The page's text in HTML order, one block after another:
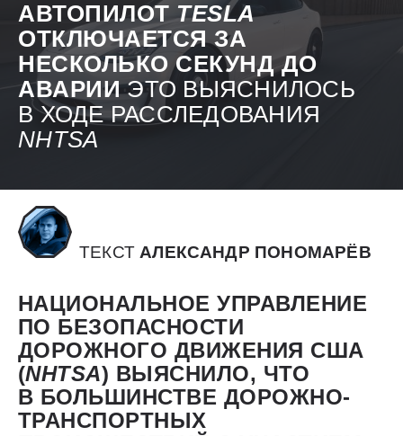
АВТОПИЛОТTESLA
ОТКЛЮЧАЕТСЯ ЗА
НЕСКОЛЬКО СЕКУНД ДО
АВАРИИЭТО ВЫЯСНИЛОСЬ
В ХОДЕ РАССЛЕДОВАНИЯ
NHTSA
ТЕКСТ АЛЕКСАНДР ПОНОМАРЁВ
НАЦИОНАЛЬНОЕ УПРАВЛЕНИЕ
ПО БЕЗОПАСНОСТИ
ДОРОЖНОГО ДВИЖЕНИЯ США
(NHTSA) ВЫЯСНИЛО, ЧТО
В БОЛЬШИНСТВЕ ДОРОЖНО-
ТРАНСПОРТНЫХ